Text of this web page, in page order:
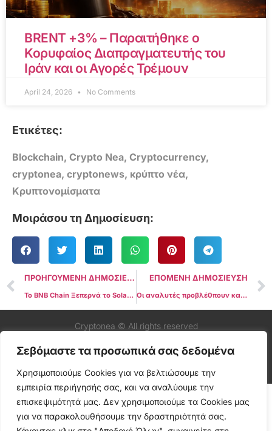
Σεβόμαστε τα προσωπικά σας δεδομένα
Χρησιμοποιούμε Cookies για να βελτιώσουμε την
εμπειρία περιήγησής σας, και να αναλύουμε την
επισκεψιμότητά μας. Δεν χρησιμοποιούμε τα Cookies μας
για να παρακολουθήσουμε την δραστηριότητά σας.
BRENT +3% – Παραιτήθηκε ο
Κορυφαίος Διαπραγματευτής του
Ιράν και οι Αγορές Τρέμουν
April 24, 2026 No Comments
Ετικέτες:
Blockchain, Crypto Nea, Cryptocurrency,
cryptonea, cryptonews, κρύπτο νέα,
Κρυπτονομίσματα
Μοιράσου τη Δημοσίευση:
ΠΡΟΗΓΟΥΜΕΝΗ ΔΗΜΟΣΙΕΥΣΗ
Το BNB Chain Ξεπερνά το Solana σε Ημερήσια Τέλη, Κορυφαίο σε Όλα τα Blockchain
ΕΠΟΜΕΝΗ ΔΗΜΟΣΙΕΥΣΗ
Οι αναλυτές προβλέ0πουν καθυστέρηση της altcoin season λόγω χαμηλού ενδιαφέροντος από ιδιώτες επενδυτές
Cryptonea © All rights reserved